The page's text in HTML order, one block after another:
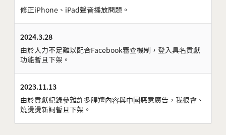
修正iPhone、iPad聲音播放問題。
2024.3.28
由於人力不足難以配合Facebook審查機制，登入具名貢獻
功能暫且下架。
2023.11.13
由於貢獻紀錄參雜許多腥羶內容與中國惡意廣告，我很會、
燒燙燙新詞暫且下架。